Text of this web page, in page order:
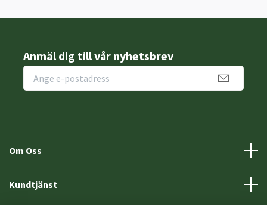
Anmäl dig till vår nyhetsbrev
Om Oss
Kundtjänst